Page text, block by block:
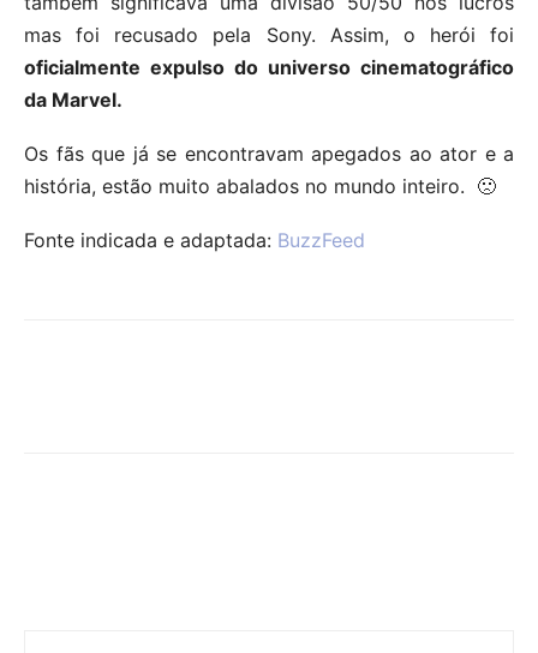
mas foi recusado pela Sony. Assim, o herói foi
oficialmente expulso do universo cinematográfico
da Marvel.
Os fãs que já se encontravam apegados ao ator e a
história, estão muito abalados no mundo inteiro. 🙁
Fonte indicada e adaptada: BuzzFeed